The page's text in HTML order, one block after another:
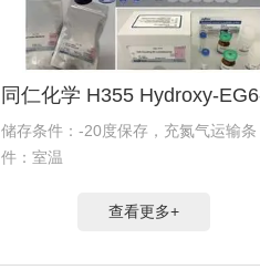
储存条件：-20度保存，充氮气运输条
件：室温
查看更多+